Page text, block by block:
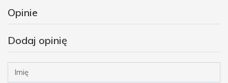
Opinie
Dodaj opinię